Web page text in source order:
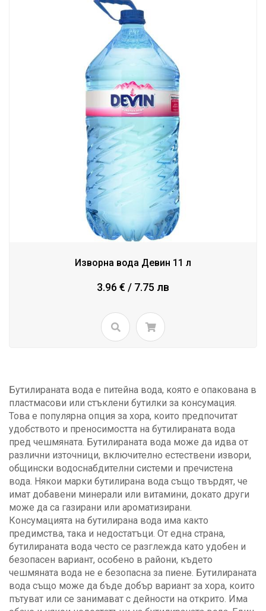
Изворна вода Девин 11 л
3.96 € / 7.75 лв
Бутилираната вода е питейна вода, която е опакована в
пластмасови или стъклени бутилки за консумация.
Това е популярна опция за хора, които предпочитат
удобството и преносимостта на бутилираната вода
пред чешмяната. Бутилираната вода може да идва от
различни източници, включително естествени извори,
общински водоснабдителни системи и пречистена
вода. Някои марки бутилирана вода също твърдят, че
имат добавени минерали или витамини, докато други
може да са газирани или ароматизирани.
Консумацията на бутилирана вода има както
предимства, така и недостатъци. От една страна,
бутилираната вода често се разглежда като удобен и
безопасен вариант, особено в райони, където
чешмяната вода не е безопасна за пиене. Бутилираната
вода също може да бъде добър вариант за хора, които
пътуват или се занимават с дейности на открито. Има